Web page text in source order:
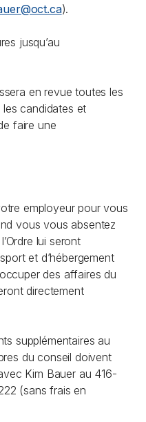
).
jusqu’au
en revue toutes les
candidates et
faire une
employeur pour vous
vous vous absentez
lui seront
et d’hébergement
des affaires du
directement
supplémentaires au
du conseil doivent
Kim Bauer au 416-
(sans frais en